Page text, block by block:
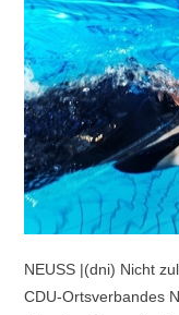
NEUSS |(dni) Nicht
CDU-Ortsverbandes